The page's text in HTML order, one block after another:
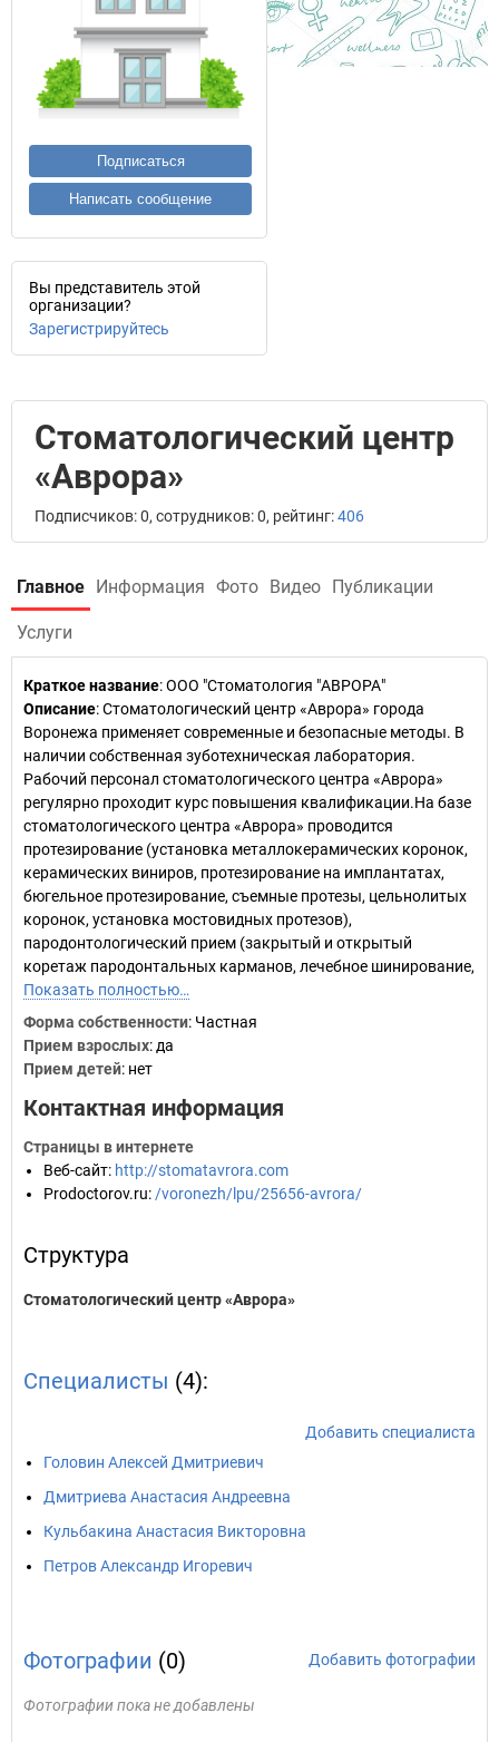
Подписаться
Написать сообщение
Вы представитель этой
организации?
Зарегистрируйтесь
Стоматологический центр
«Аврора»
Подписчиков: 0, сотрудников: 0, рейтинг:406
Главное Информация Фото Видео Публикации
Услуги
Краткое название:ООО "Стоматология "АВРОРА"
Описание: Стоматологический центр «Аврора» города
Воронежа применяет современные и безопасные методы. В
наличии собственная зуботехническая лаборатория.
Рабочий персонал стоматологического центра «Аврора»
регулярно проходит курс повышения квалификации.На базе
стоматологического центра «Аврора» проводится
протезирование (установка металлокерамических коронок,
керамических виниров, протезирование на имплантатах,
бюгельное протезирование, съемные протезы, цельнолитых
коронок, установка мостовидных протезов),
пародонтологический прием (закрытый и открытый
коретаж пародонтальных карманов, лечебное шинирование,
Показать полностью…
Форма собственности: Частная
Прием взрослых: да
Прием детей: нет
Контактная информация
Страницы в интернете
Веб-сайт: http://stomatavrora.com
Prodoctorov.ru: /voronezh/lpu/25656-avrora/
Структура
Стоматологический центр «Аврора»
Специалисты (4):
Добавить специалиста
Головин Алексей Дмитриевич
Дмитриева Анастасия Андреевна
Кульбакина Анастасия Викторовна
Петров Александр Игоревич
Фотографии (0) Добавить фотографии
Фотографии пока не добавлены